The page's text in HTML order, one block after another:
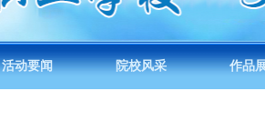
活动要闻 院校风采 作品